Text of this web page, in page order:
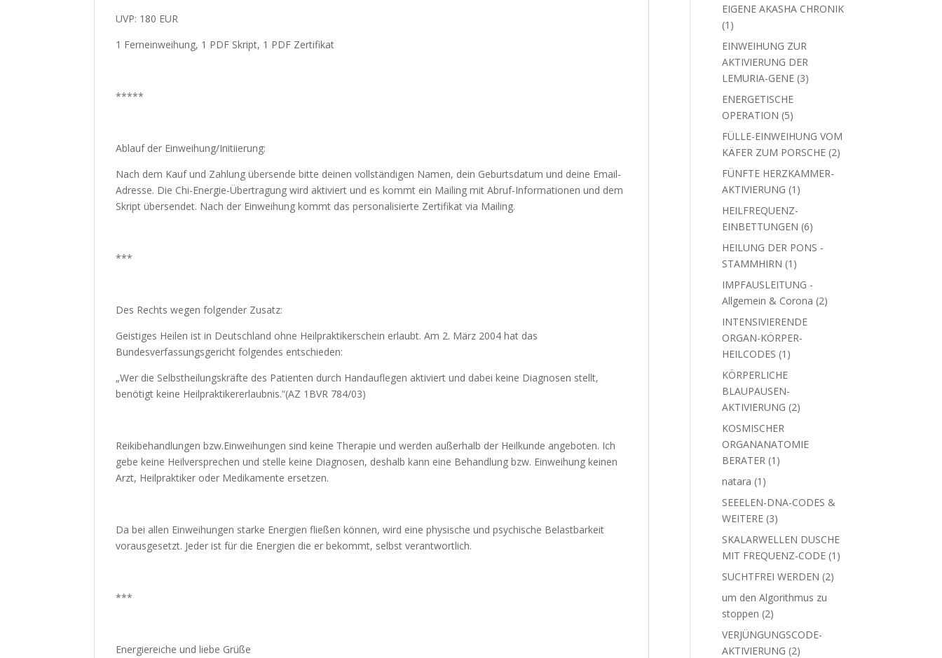
UVP: 180 EUR
1 Ferneinweihung, 1 PDF Skript, 1 PDF Zertifikat
*****
Ablauf der Einweihung/Initiierung:
Nach dem Kauf und Zahlung übersende bitte deinen vollständigen Namen, dein Geburtsdatum und deine Email-
Adresse. Die Chi-Energie-Übertragung wird aktiviert und es kommt ein Mailing mit Abruf-Informationen und dem
Skript übersendet. Nach der Einweihung kommt das personalisierte Zertifikat via Mailing.
***
Des Rechts wegen folgender Zusatz:
Geistiges Heilen ist in Deutschland ohne Heilpraktikerschein erlaubt. Am 2. März 2004 hat das
Bundesverfassungsgericht folgendes entschieden:
„Wer die Selbstheilungskräfte des Patienten durch Handauflegen aktiviert und dabei keine Diagnosen stellt,
benötigt keine Heilpraktikererlaubnis.“(AZ 1BVR 784/03)
Reikibehandlungen bzw.Einweihungen sind keine Therapie und werden außerhalb der Heilkunde angeboten. Ich
gebe keine Heilversprechen und stelle keine Diagnosen, deshalb kann eine Behandlung bzw. Einweihung keinen
Arzt, Heilpraktiker oder Medikamente ersetzen.
Da bei allen Einweihungen starke Energien fließen können, wird eine physische und psychische Belastbarkeit
vorausgesetzt. Jeder ist für die Energien die er bekommt, selbst verantwortlich.
***
Energiereiche und liebe Grüße
EIGENE AKASHA CHRONIK
1 1
Produkt
EINWEIHUNG ZUR
AKTIVIERUNG DER
LEMURIA-GENE 33
ENERGETISCHE
OPERATION 55
Produkte
FÜLLE-EINWEIHUNG VOM
KÄFER ZUM PORSCHE 22
FÜNFTE HERZKAMMER-
AKTIVIERUNG 1 1
HEILFREQUENZ-
EINBETTUNGEN 66
Produkte
HEILUNG DER PONS -
STAMMHIRN 1 1
Produkt
IMPFAUSLEITUNG -
Allgemein & Corona 22
INTENSIVIERENDE
ORGAN-KÖRPER-
HEILCODES 1 1
Produkt
KÖRPERLICHE
BLAUPAUSEN-
AKTIVIERUNG 22
KOSMISCHER
ORGANANATOMIE
BERATER 1 1
natara 1 1
Produkt
SEEELEN-DNA-CODES &
WEITERE 33
Produkte
SKALARWELLEN DUSCHE
MIT FREQUENZ-CODE 1 1
SUCHTFREI WERDEN 22
um den Algorithmus zu
stoppen 22
Produkte
VERJÜNGUNGSCODE-
AKTIVIERUNG 22